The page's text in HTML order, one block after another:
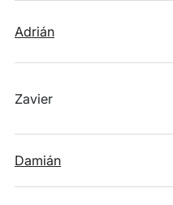
Adrián
Zavier
Damián